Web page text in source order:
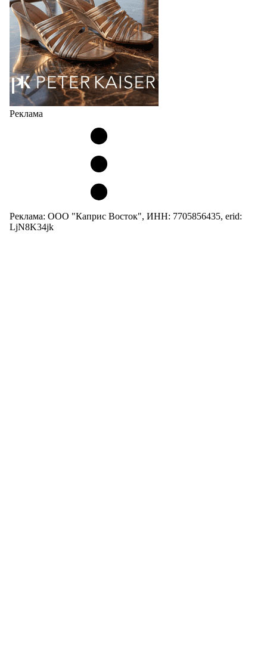
05.08.2026 514
Реклама
Реклама: ООО "Каприс Восток", ИНН: 7705856435, erid:
LjN8K34jk